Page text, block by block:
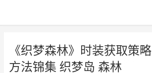
《织梦森林》时装获取策
方法锦集 织梦岛 森林